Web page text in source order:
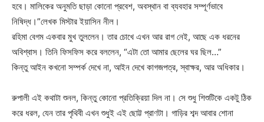
হবে। মালিকের অনুমতি ছাড়া কোনো প্রবেশ, অবস্থান বা ব্যবহার সম্পূর্ণভাবে
নিষিদ্ধ।”লেখক মিস্টার ইয়াসিন নীল।
রহিমা বেগম একবার মুখ তুললেন। তার চোখে এখন আর রাগ নেই, আছে এক ধরনের
অবিশ্বাস। তিনি ফিসফিস করে বললেন, “এটা তো আমার ছেলের ঘর ছিল…”
কিন্তু আইন কখনো সম্পর্ক দেখে না, আইন দেখে কাগজপত্র, স্বাক্ষর, আর অধিকার।
রুপালী এই কথাটা শুনল, কিন্তু কোনো প্রতিক্রিয়া দিল না। সে শুধু শিশুটিকে একটু ঠিক
করে ধরল, যেন তার পৃথিবী এখন শুধুই এই ছোট্ট প্রাণটা। গাড়ির শব্দ আবার শোনা